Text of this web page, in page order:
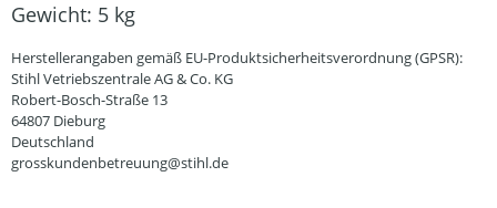
Gewicht: 5 kg
Herstellerangaben gemäß EU-Produktsicherheitsverordnung (GPSR):
Stihl Vetriebszentrale AG & Co. KG
Robert-Bosch-Straße 13
64807 Dieburg
Deutschland
grosskundenbetreuung@stihl.de